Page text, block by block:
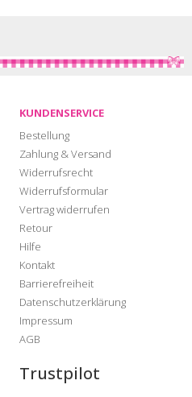
KUNDENSERVICE
Bestellung
Zahlung & Versand
Widerrufsrecht
Widerrufsformular
Vertrag widerrufen
Retour
Hilfe
Kontakt
Barrierefreiheit
Datenschutzerklärung
Impressum
AGB
Trustpilot